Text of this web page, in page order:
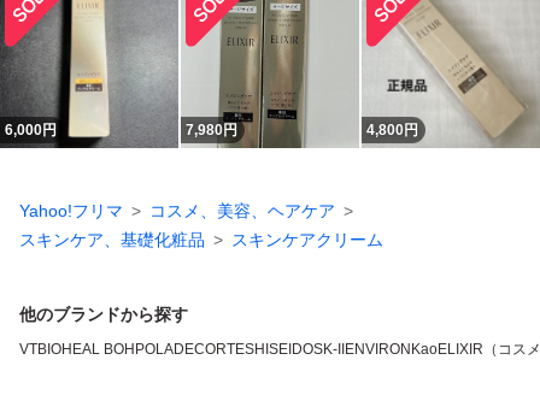
6,000円 7,980円 4,800円
Yahoo!フリマ
コスメ、美容、ヘアケア
スキンケア、基礎化粧品
スキンケアクリーム
他のブランドから探す
VTBIOHEAL BOH POLADECORTESHISEIDOSK-II ENVIRON KaoELIXIR（コス